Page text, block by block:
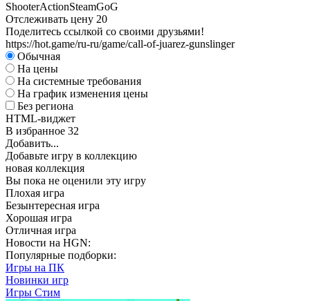
ShooterActionSteamGoG
Отслеживать цену 20
Поделитесь ссылкой со своими друзьями!
https://hot.game/ru-ru/game/call-of-juarez-gunslinger
Обычная
На цены
На системные требования
На график изменения цены
Без региона
HTML-виджет
В избранное 32
Добавить...
Добавьте игру в коллекцию
новая коллекция
Вы пока не оценили эту игру
Плохая игра
Безынтересная игра
Хорошая игра
Отличная игра
Новости на HGN:
Популярные подборки:
Игры на ПК
Новинки игр
Игры Стим